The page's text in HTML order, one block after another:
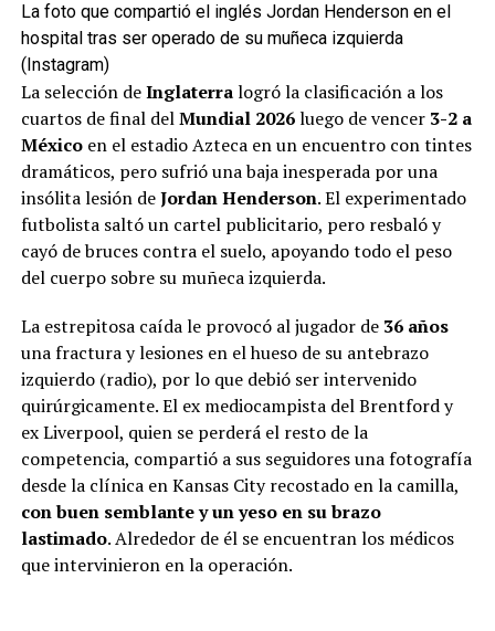
La foto que compartió el inglés Jordan Henderson en el
hospital tras ser operado de su muñeca izquierda
(Instagram)
La selección deInglaterralogró la clasificación a los
cuartos de final delMundial 2026luego de vencer 3-2 a
Méxicoen el estadio Azteca en un encuentro con tintes
dramáticos, pero sufrió una baja inesperada por una
insólita lesión deJordan Henderson. El experimentado
futbolista saltó un cartel publicitario, pero resbaló y
cayó de bruces contra el suelo, apoyando todo el peso
del cuerpo sobre su muñeca izquierda.
La estrepitosa caída le provocó al jugador de 36 años
una fractura y lesiones en el hueso de su antebrazo
izquierdo (radio), por lo que debió ser intervenido
quirúrgicamente. El ex mediocampista del Brentford y
ex Liverpool, quien se perderá el resto de la
competencia, compartió a sus seguidores una fotografía
desde la clínica en Kansas City recostado en la camilla,
con buen semblante y un yeso en su brazo
lastimado. Alrededor de él se encuentran los médicos
que intervinieron en la operación.